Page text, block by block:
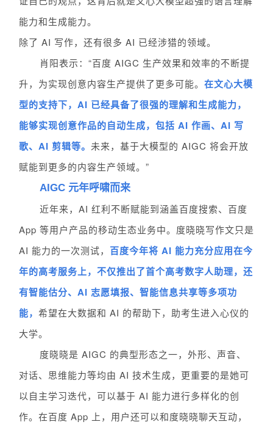
能力和生成能力。
除了 AI 写作，还有很多 AI 已经涉猎的领域。
肖阳表示：“百度 AIGC 生产效果和效率的不断提
升，为实现创意内容生产提供了更多可能。 在文心大模
型的支持下，AI 已经具备了很强的理解和生成能力，
能够实现创意作品的自动生成，包括 AI 作画、AI 写
歌、AI 剪辑等。 未来，基于大模型的 AIGC 将会开放
赋能到更多的内容生产领域。”
AIGC 元年呼啸而来
近年来，AI 红利不断赋能到涵盖百度搜索、百度
App 等用户产品的移动生态业务中。度晓晓写作文只是
AI 能力的一次测试， 百度今年将 AI 能力充分应用在今
年的高考服务上，不仅推出了首个高考数字人助理，还
有智能估分、AI 志愿填报、智能信息共享等多项功
能， 希望在大数据和 AI 的帮助下，助考生进入心仪的
大学。
度晓晓是 AIGC 的典型形态之一，外形、声音、
对话、思维能力等均由 AI 技术生成，更重要的是她可
以自主学习迭代，可以基于 AI 能力进行多样化的创
作。在百度 App 上，用户还可以和度晓晓聊天互动，